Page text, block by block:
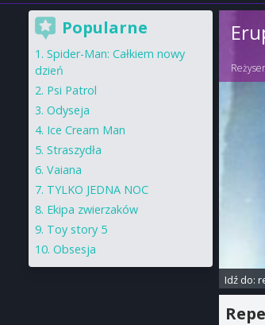
Idź do:
Popularne
Spider-Man: Całkiem nowy
dzień
Psi Patrol
Odyseja
Ice Cream Man
Straszydła
Vaiana
TYLKO JEDNA NOC
Ekipa zwierzaków
Toy story 5
Obsesja